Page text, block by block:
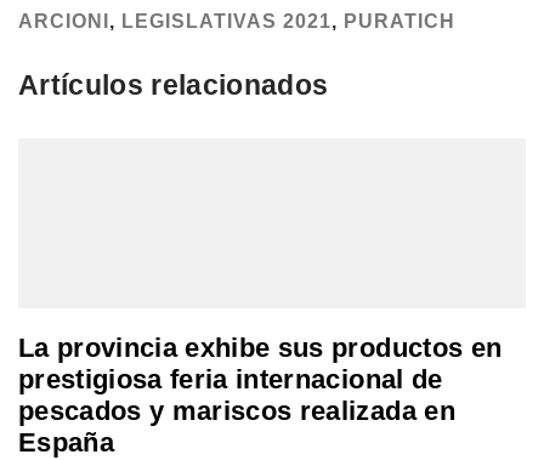
ARCIONI , LEGISLATIVAS 2021, PURATICH
Artículos relacionados
La provincia exhibe sus productos en
prestigiosa feria internacional de
pescados y mariscos realizada en
España